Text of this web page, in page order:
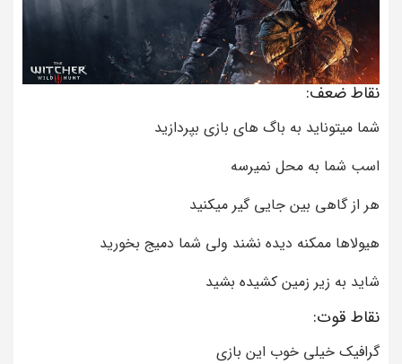
نقاط ضعف:
شما میتوناید به باگ های بازی بپردازید
اسب شما به محل نمیرسه
هر از گاهی بین جایی گیر میکنید
هیولاها ممکنه دیده نشند ولی شما دمیج بخورید
شاید به زیر زمین کشیده بشید
نقاط قوت:
گرافیک خیلی خوب این بازی